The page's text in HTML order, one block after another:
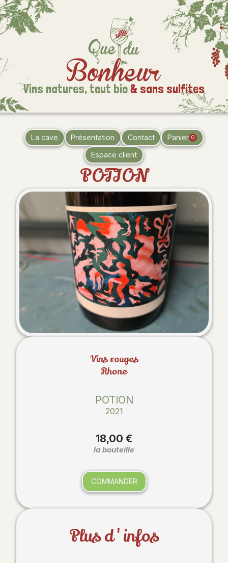
Vins natures, tout bio& sans sulfites
La cave Présentation Contact Panier 0
Espace client
POTION
Vins rouges
Rhone
POTION
2021
18,00 €
la bouteille
COMMANDER
Plus d'infos